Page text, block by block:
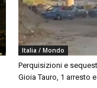
Italia / Mondo
Perquisizioni e
Gioia Tauro, 1 arresto